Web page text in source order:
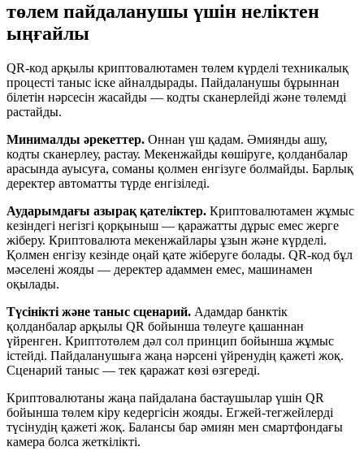
төлем пайдаланушы үшін неліктен
ыңғайлы
QR-код арқылы криптовалютамен төлем күрделі техникалық
процесті таныс іске айналдырады. Пайдаланушы бұрыннан
білетін нәрсесін жасайды — кодты сканерлейді және төлемді
растайды.
Минималды әрекеттер. Оннан үш қадам. Әмиянды ашу,
кодты сканерлеу, растау. Мекенжайды көшіруге, қолданбалар
арасында ауысуға, соманы қолмен енгізуге болмайды. Барлық
деректер автоматты түрде енгізіледі.
Аударымдағы азырақ қателіктер. Криптовалютамен жұмыс
кезіндегі негізгі қорқыныш — қаражатты дұрыс емес жерге
жіберу. Криптовалюта мекенжайлары ұзын және күрделі.
Қолмен енгізу кезінде оңай қате жіберуге болады. QR-код бұл
мәселені жояды — деректер адаммен емес, машинамен
оқылады.
Түсінікті және таныс сценарий. Адамдар банктік
қолданбалар арқылы QR бойынша төлеуге қашаннан
үйренген. Криптотөлем дәл сол принцип бойынша жұмыс
істейді. Пайдаланушыға жаңа нәрсені үйренудің қажеті жоқ.
Сценарий таныс — тек қаражат көзі өзгереді.
Криптовалютаны жаңа пайдалана бастаушылар үшін QR
бойынша төлем кіру кедергісін жояды. Егжей-тегжейлерді
түсінудің қажеті жоқ. Балансы бар әмиян мен смартфондағы
камера болса жеткілікті.